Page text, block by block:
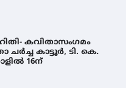
കവിതാസംഗമം
ചർച്ച കാട്ടൂർ, ടി. കെ.
16ന്